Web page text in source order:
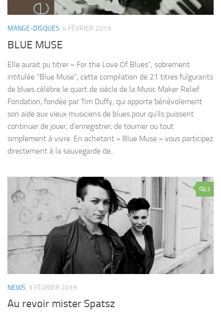
MANGE-DISQUES 4 FÉVRIER 2019
BLUE MUSE
Elle aurait pu titrer « For the Love Of Blues”, sobrement
intitulée “Blue Muse”, cette compilation de 21 titres fulgurants
de blues célèbre le quart de siécle de la Music Maker Relief
Fondation, fondée par Tim Duffy, qui apporte bénévolement
son aide aux vieux musiciens de blues pour qu’ils puissent
continuer de jouer, d’enregistrer, de tourner ou tout
simplement à vivre. En achetant « Blue Muse » vous participez
directement à la sauvegarde de...
3
NEWS 3 FÉVRIER 2019
Au revoir mister Spatsz